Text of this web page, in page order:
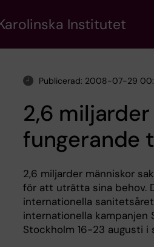
Institutet
Publicerad: 2008-07-29
2,6
fungerande
2,6 miljarder människor
för att uträtta sina behov.
internationella
internationella
Stockholm 16-23 augusti i